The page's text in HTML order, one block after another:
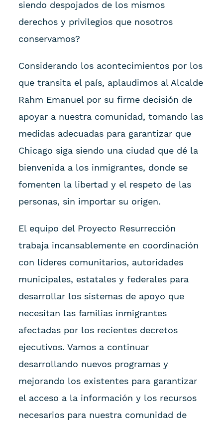
siendo despojados de los mismos
derechos y privilegios que nosotros
conservamos?
Considerando los acontecimientos por los
que transita el país, aplaudimos al Alcalde
Rahm Emanuel por su firme decisión de
apoyar a nuestra comunidad, tomando las
medidas adecuadas para garantizar que
Chicago siga siendo una ciudad que dé la
bienvenida a los inmigrantes, donde se
fomenten la libertad y el respeto de las
personas, sin importar su origen.
El equipo del Proyecto Resurrección
trabaja incansablemente en coordinación
con líderes comunitarios, autoridades
municipales, estatales y federales para
desarrollar los sistemas de apoyo que
necesitan las familias inmigrantes
afectadas por los recientes decretos
ejecutivos. Vamos a continuar
desarrollando nuevos programas y
mejorando los existentes para garantizar
el acceso a la información y los recursos
necesarios para nuestra comunidad de